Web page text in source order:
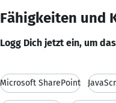
Fähigkeiten und
Logg Dich jetzt ein, um
Microsoft SharePoint